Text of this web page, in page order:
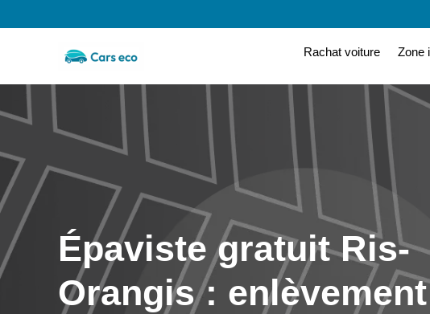
Rachat voiture Zone
Épaviste gratuit Ris-
Orangis : enlèvement